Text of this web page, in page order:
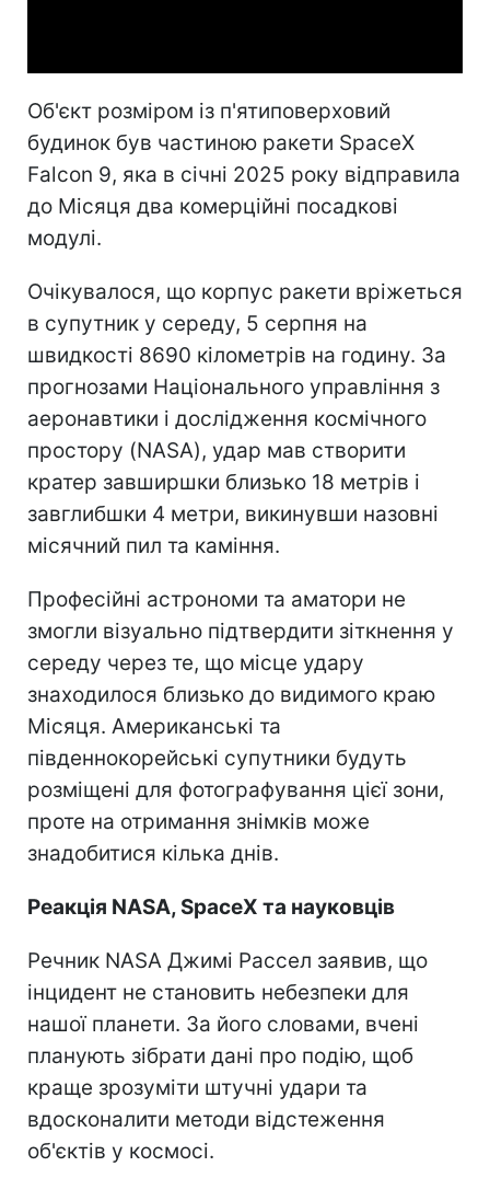
Об'єкт розміром із п'ятиповерховий
будинок був частиною ракети SpaceX
Falcon 9, яка в січні 2025 року відправила
до Місяця два комерційні посадкові
модулі.
Очікувалося, що корпус ракети вріжеться
в супутник у середу, 5 серпня на
швидкості 8690 кілометрів на годину. За
прогнозами Національного управління з
аеронавтики і дослідження космічного
простору (NASA), удар мав створити
кратер завширшки близько 18 метрів і
завглибшки 4 метри, викинувши назовні
місячний пил та каміння.
Професійні астрономи та аматори не
змогли візуально підтвердити зіткнення у
середу через те, що місце удару
знаходилося близько до видимого краю
Місяця. Американські та
південнокорейські супутники будуть
розміщені для фотографування цієї зони,
проте на отримання знімків може
знадобитися кілька днів.
Реакція NASA, SpaceX та науковців
Речник NASA Джимі Рассел заявив, що
інцидент не становить небезпеки для
нашої планети. За його словами, вчені
планують зібрати дані про подію, щоб
краще зрозуміти штучні удари та
вдосконалити методи відстеження
об'єктів у космосі.